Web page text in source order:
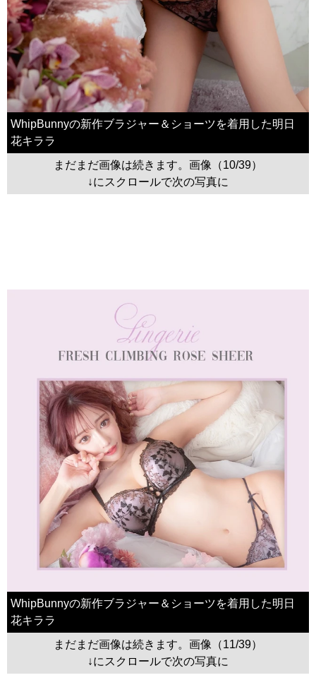
WhipBunnyの新作ブラジャー＆ショーツを着用した明日
花キララ
まだまだ画像は続きます。画像（10/39）
↓にスクロールで次の写真に
WhipBunnyの新作ブラジャー＆ショーツを着用した明日
花キララ
まだまだ画像は続きます。画像（11/39）
↓にスクロールで次の写真に